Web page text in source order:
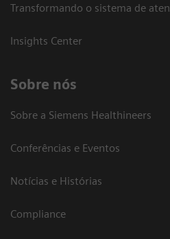
Transformando o sistema de
Insights Center
Sobre nós
Sobre a Siemens Healthineers
Conferências e Eventos
Notícias e Histórias
Compliance